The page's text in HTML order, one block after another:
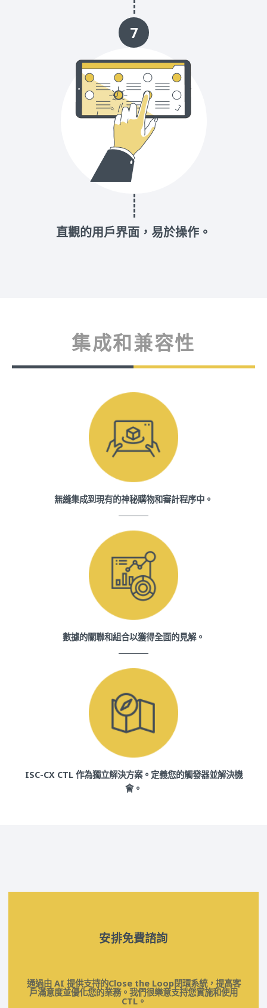
直觀的用戶界面，易於操作。
7
集成和兼容性
無縫集成到現有的神秘購物和審計程序中。
數據的關聯和組合以獲得全面的見解。
ISC-CX CTL 作為獨立解決方案。定義您的觸發器並解決機
會。
安排免費諮詢
通過由 AI 提供支持的Close the Loop閉環系統，提高客
戶滿意度並優化您的業務。我們很樂意支持您實施和使用
CTL。